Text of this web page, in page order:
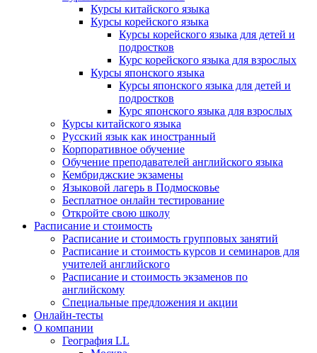
Курсы китайского языка
Курсы корейского языка
Курсы корейского языка для детей и
подростков
Курс корейского языка для взрослых
Курсы японского языка
Курсы японского языка для детей и
подростков
Курс японского языка для взрослых
Курсы китайского языка
Русский язык как иностранный
Корпоративное обучение
Обучение преподавателей английского языка
Кембриджские экзамены
Языковой лагерь в Подмосковье
Бесплатное онлайн тестирование
Откройте свою школу
Расписание и стоимость
Расписание и стоимость групповых занятий
Расписание и стоимость курсов и семинаров для
учителей английского
Расписание и стоимость экзаменов по
английскому
Специальные предложения и акции
Онлайн-тесты
О компании
География LL